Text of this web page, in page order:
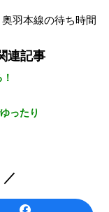
羽本線の待ち時間
連記事
ったり